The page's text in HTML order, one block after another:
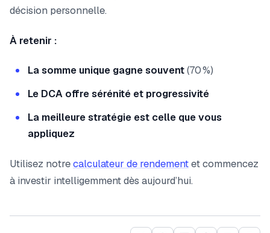
décision personnelle.
À retenir :
La somme unique gagne souvent(70 %)
Le DCA offre sérénité et progressivité
La meilleure stratégie est celle que vous
appliquez
Utilisez notrecalculateur de rendementet commencez
à investir intelligemment dès aujourd’hui.